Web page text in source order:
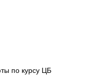
по курсу ЦБ